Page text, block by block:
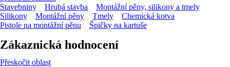
Stavebniny
Hrubá stavba
Montážní pěny, silikony a tmely
Silikony
Montážní pěny Tmely
Chemická kotva
Pistole na montážní pěnu
Špičky na kartuše
Zákaznická hodnocení
Přeskočit oblast